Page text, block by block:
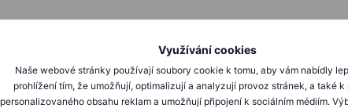
Využívání cookies
Naše webové stránky používají soubory cookie k tomu, aby vám nabídly
prohlížení tím, že umožňují, optimalizují a analyzují provoz stránek, a také
personalizovaného obsahu reklam a umožňují připojení k sociálním médiím.
XXXXXXX
XXXXXXX